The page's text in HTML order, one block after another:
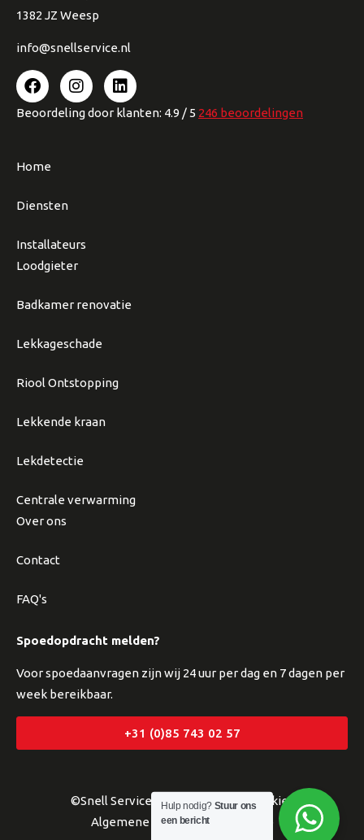
1382 JZ Weesp
info@snellservice.nl
Beoordelingdoor klanten: 4.9 / 5 246 beoordelingen
Home
Diensten
Installateurs
Loodgieter
Badkamer renovatie
Lekkageschade
Riool Ontstopping
Lekkende kraan
Lekdetectie
Centrale verwarming
Over ons
Contact
FAQ's
Spoedopdracht melden?
Voor spoedaanvragen zijn wij 24 uur per dag en 7 dagen per
week bereikbaar.
+31 (0)85 743 02 57
©Snell Service PrivacyverklaringCookies
Algemene voorwaarden
Hulp nodig? Stuur ons
een bericht